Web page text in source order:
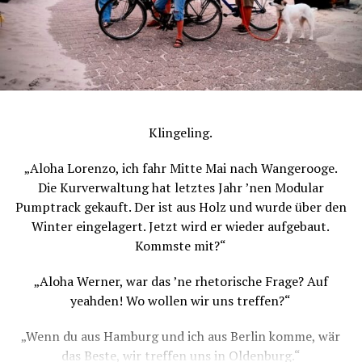
Pingu knows: Alles ist im Fluss #pantarhei
Das Foto hat eine suboptimale Schärfe, aber ey, wenn du
steht … Ok, ok, ich sag’s ja schon: „Physik to go: Wenn
Energie nie weg ist, sondern nur seinen
Aggregatszustand ändert … bleibtt dann the power of
love?
Klingeling.
„Aloha Lorenzo, ich fahr Mitte Mai nach Wangerooge.
Die Kurverwaltung hat letztes Jahr ’nen Modular
Pumptrack gekauft. Der ist aus Holz und wurde über den
Winter eingelagert. Jetzt wird er wieder aufgebaut.
Kommste mit?“
„Aloha Werner, war das ’ne rhetorische Frage? Auf
yeahden! Wo wollen wir uns treffen?“
„Wenn du aus Hamburg und ich aus Berlin komme, wär
das Beste, wir treffen uns in Oldenburg.“